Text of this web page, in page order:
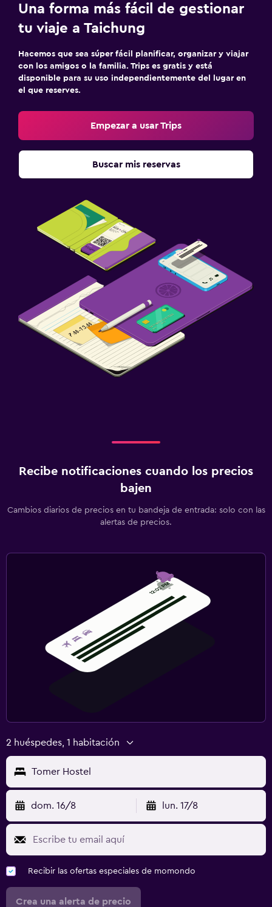
Una forma más fácil de gestionar
tu viaje a Taichung
Hacemos que sea súper fácil planificar, organizar y viajar
con los amigos o la familia. Trips es gratis y está
disponible para su uso independientemente del lugar en
el que reserves.
Empezar a usar Trips
Buscar mis reservas
Recibe notificaciones cuando los precios
bajen
Cambios diarios de precios en tu bandeja de entrada: solo con las
alertas de precios.
2 huéspedes, 1 habitación
Tomer Hostel
dom. 16/8 lun. 17/8
Recibir las ofertas especiales de momondo
Crea una alerta de precio